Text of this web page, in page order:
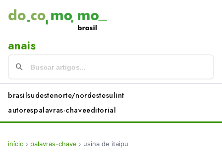
anais
brasilsudestenorte/nordestesulint
autorespalavras-chaveeditorial
início › palavras-chave › usina de itaipu